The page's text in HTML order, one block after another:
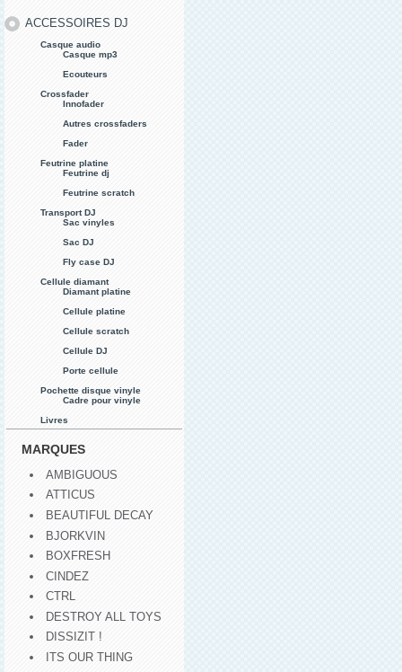
ACCESSOIRES DJ
Casque audio
Casque mp3
Ecouteurs
Crossfader
Innofader
Autres crossfaders
Fader
Feutrine platine
Feutrine dj
Feutrine scratch
Transport DJ
Sac vinyles
Sac DJ
Fly case DJ
Cellule diamant
Diamant platine
Cellule platine
Cellule scratch
Cellule DJ
Porte cellule
Pochette disque vinyle
Cadre pour vinyle
Livres
MARQUES
AMBIGUOUS
ATTICUS
BEAUTIFUL DECAY
BJORKVIN
BOXFRESH
CINDEZ
CTRL
DESTROY ALL TOYS
DISSIZIT !
ITS OUR THING